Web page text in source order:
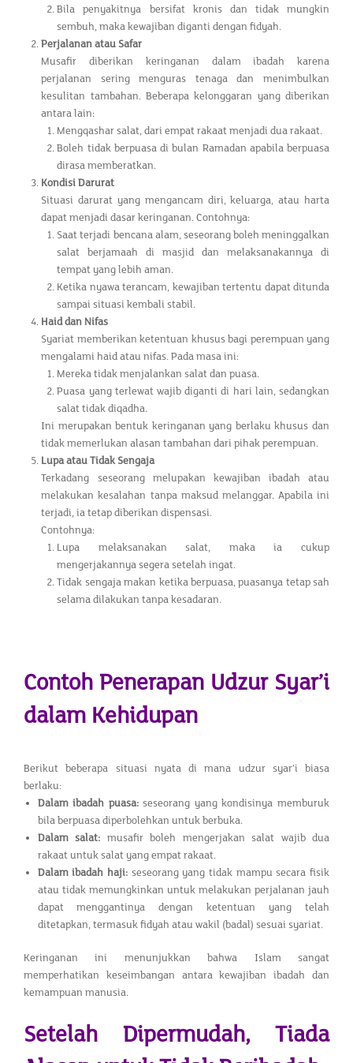
Bila penyakitnya bersifat kronis dan tidak mungkin
sembuh, maka kewajiban diganti dengan fidyah.
Perjalanan atau Safar
Musafir diberikan keringanan dalam ibadah karena
perjalanan sering menguras tenaga dan menimbulkan
kesulitan tambahan. Beberapa kelonggaran yang diberikan
antara lain:
Mengqashar salat, dari empat rakaat menjadi dua rakaat.
Boleh tidak berpuasa di bulan Ramadan apabila berpuasa
dirasa memberatkan.
Kondisi Darurat
Situasi darurat yang mengancam diri, keluarga, atau harta
dapat menjadi dasar keringanan. Contohnya:
Saat terjadi bencana alam, seseorang boleh meninggalkan
salat berjamaah di masjid dan melaksanakannya di
tempat yang lebih aman.
Ketika nyawa terancam, kewajiban tertentu dapat ditunda
sampai situasi kembali stabil.
Haid dan Nifas
Syariat memberikan ketentuan khusus bagi perempuan yang
mengalami haid atau nifas. Pada masa ini:
Mereka tidak menjalankan salat dan puasa.
Puasa yang terlewat wajib diganti di hari lain, sedangkan
salat tidak diqadha.
Ini merupakan bentuk keringanan yang berlaku khusus dan
tidak memerlukan alasan tambahan dari pihak perempuan.
Lupa atau Tidak Sengaja
Terkadang seseorang melupakan kewajiban ibadah atau
melakukan kesalahan tanpa maksud melanggar. Apabila ini
terjadi, ia tetap diberikan dispensasi.
Contohnya:
Lupa melaksanakan salat, maka ia cukup
mengerjakannya segera setelah ingat.
Tidak sengaja makan ketika berpuasa, puasanya tetap sah
selama dilakukan tanpa kesadaran.
Contoh Penerapan Udzur Syar’i
dalam Kehidupan
Berikut beberapa situasi nyata di mana udzur syar’i biasa
berlaku:
Dalam ibadah puasa:seseorang yang kondisinya memburuk
bila berpuasa diperbolehkan untuk berbuka.
Dalam salat: musafir boleh mengerjakan salat wajib dua
rakaat untuk salat yang empat rakaat.
Dalam ibadah haji:seseorang yang tidak mampu secara fisik
atau tidak memungkinkan untuk melakukan perjalanan jauh
dapat menggantinya dengan ketentuan yang telah
ditetapkan, termasuk fidyah atau wakil (badal) sesuai syariat.
Keringanan ini menunjukkan bahwa Islam sangat
memperhatikan keseimbangan antara kewajiban ibadah dan
kemampuan manusia.
Setelah Dipermudah, Tiada